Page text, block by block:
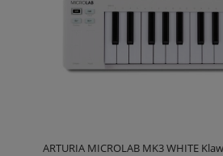
ARTURIA MICROLAB MK3 WHITE